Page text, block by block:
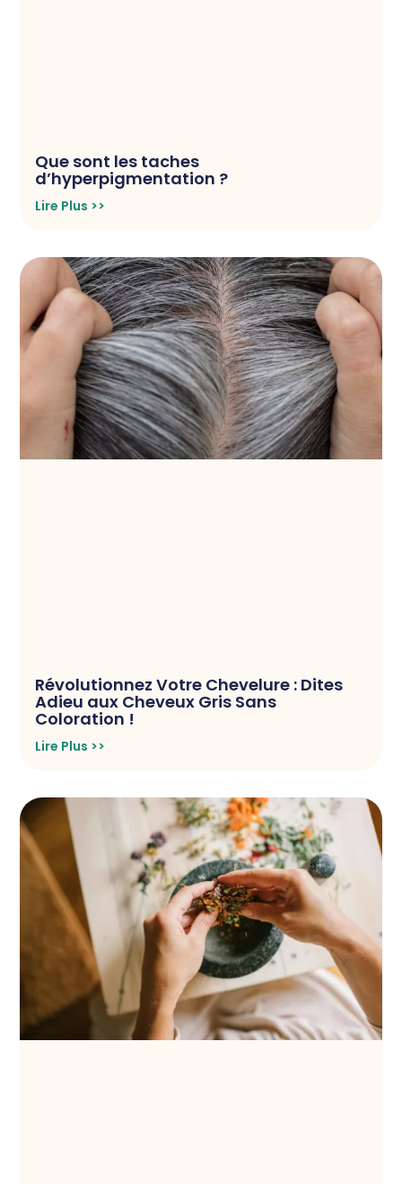
Que sont les taches
d’hyperpigmentation ?
Lire Plus >>
Révolutionnez Votre Chevelure : Dites
Adieu aux Cheveux Gris Sans
Coloration !
Lire Plus >>